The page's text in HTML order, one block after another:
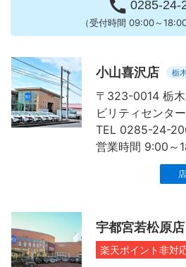
 0285-24-
（受付時間 09:00～
小山喜沢店 栃
〒323-0014 栃
ビリティセンタ
TEL 0285-24-
営業時間 9:00～
宇都宮若松原店
楽天ポイント非対